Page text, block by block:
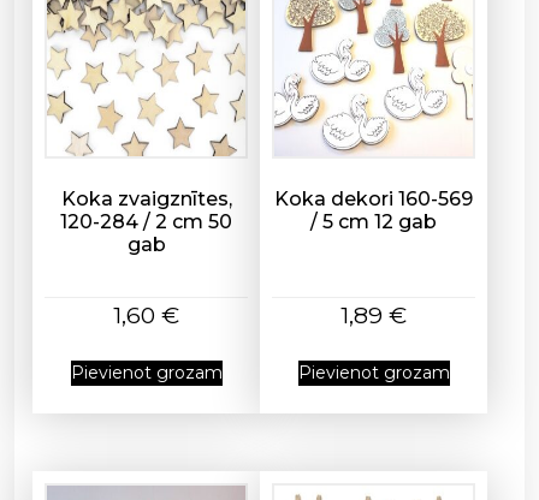
Koka zvaigznītes,
120-284 / 2 cm 50
gab
1,60€
Pievienot grozam
Koka dekori 160-569
/ 5 cm 12 gab
1,89€
Pievienot grozam